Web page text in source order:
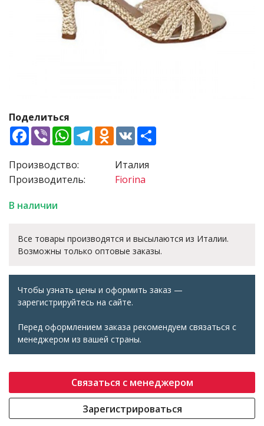
Поделиться
Facebook
ViberWhatsApp
TelegramOdnoklassniki
VK
Производство:
Производитель:
Италия
Fiorina
В наличии
Все товары производятся и высылаются из Италии.
Возможны только оптовые заказы.
Чтобы узнать цены и оформить заказ —
зарегистрируйтесь на сайте.
Перед оформлением заказа рекомендуем связаться с
менеджером из вашей страны.
Связаться с менеджером
Зарегистрироваться